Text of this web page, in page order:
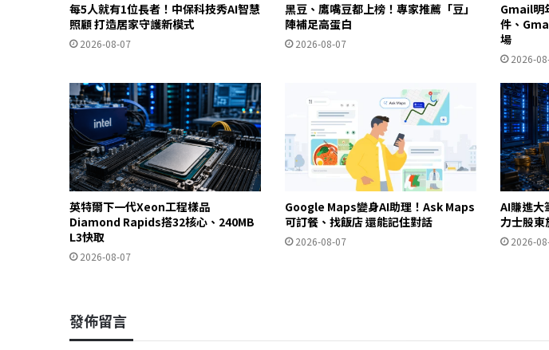
每5人就有1位長者！中保科技秀AI智慧
照顧 打造居家守護新模式
2026-08-07
黑豆、鷹嘴豆都上榜！專家推薦「豆」
陣補足高蛋白
2026-08-07
Gmail明
件、
場
2026-
英特爾下一代Xeon工程樣品
Diamond Rapids搭32核心、240MB
L3快取
2026-08-07
Google Maps變身AI助理！Ask Maps
可訂餐、找飯店 還能記住對話
2026-08-07
AI賺進大
力士股東
2026-
發佈留言